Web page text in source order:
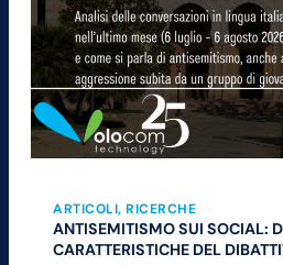
ARTICOLI, RICERCHE
ANTISEMITISMO SUI SOCIAL:
CARATTERISTICHE DEL